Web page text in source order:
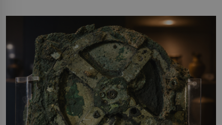
zdálo o jednorožcích, krásných princeznách, statečných
rytířích a létajících dracích.